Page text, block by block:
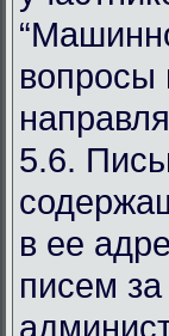
вопросы
5.6.
в ее
писем